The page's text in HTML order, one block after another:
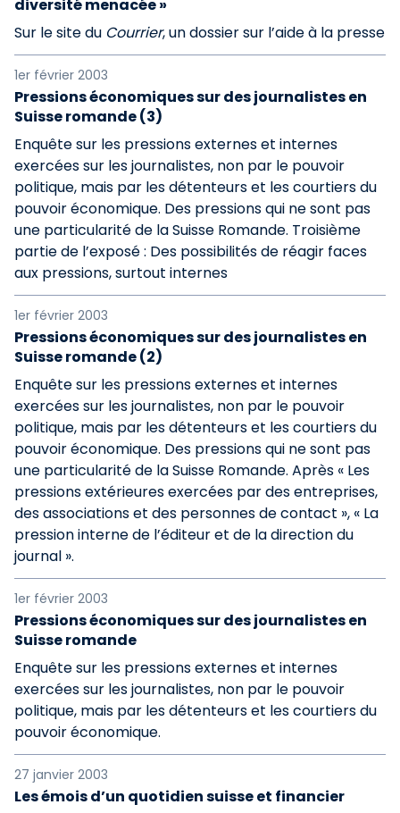
diversité menacée »
Sur le site du Courrier, un dossier sur l’aide à la presse
1er février 2003
Pressions économiques sur des journalistes en
Suisse romande (3)
Enquête sur les pressions externes et internes
exercées sur les journalistes, non par le pouvoir
politique, mais par les détenteurs et les courtiers du
pouvoir économique. Des pressions qui ne sont pas
une particularité de la Suisse Romande. Troisième
partie de l’exposé : Des possibilités de réagir faces
aux pressions, surtout internes
1er février 2003
Pressions économiques sur des journalistes en
Suisse romande (2)
Enquête sur les pressions externes et internes
exercées sur les journalistes, non par le pouvoir
politique, mais par les détenteurs et les courtiers du
pouvoir économique. Des pressions qui ne sont pas
une particularité de la Suisse Romande. Après « Les
pressions extérieures exercées par des entreprises,
des associations et des personnes de contact », « La
pression interne de l’éditeur et de la direction du
journal ».
1er février 2003
Pressions économiques sur des journalistes en
Suisse romande
Enquête sur les pressions externes et internes
exercées sur les journalistes, non par le pouvoir
politique, mais par les détenteurs et les courtiers du
pouvoir économique.
27 janvier 2003
Les émois d’un quotidien suisse et financier